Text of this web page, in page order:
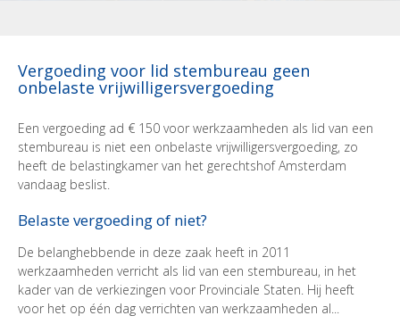
Vergoeding voor lid stembureau geen
onbelaste vrijwilligersvergoeding
​Een vergoeding ad € 150 voor werkzaamheden als lid van een
stembureau is niet een onbelaste vrijwilligersvergoeding, zo
heeft de belastingkamer van het gerechtshof Amsterdam
vandaag beslist.
Belaste vergoeding of niet?
De belanghebbende in deze zaak heeft in 2011
werkzaamheden verricht als lid van een stembureau, in het
kader van de verkiezingen voor Provinciale Staten. Hij heeft
voor het op één dag verrichten van werkzaamheden al...